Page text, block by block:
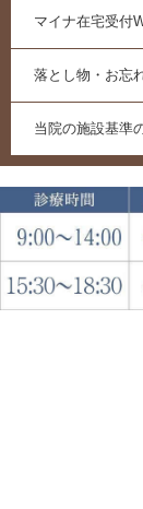
マイナ在宅受付
落とし物・お忘
当院の施設基準